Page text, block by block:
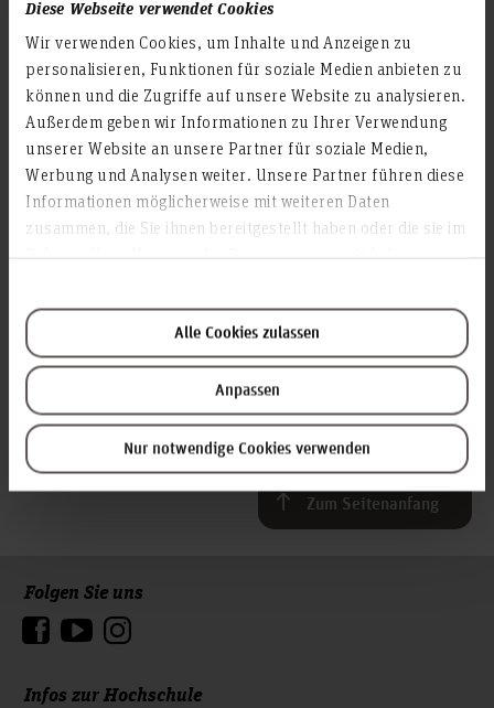
Diese Webseite verwendet Cookies
Wir verwenden Cookies, um Inhalte und Anzeigen zu
personalisieren, Funktionen für soziale Medien anbieten zu
können und die Zugriffe auf unsere Website zu analysieren.
Außerdem geben wir Informationen zu Ihrer Verwendung
unserer Website an unsere Partner für soziale Medien,
Werbung und Analysen weiter. Unsere Partner führen diese
Informationen möglicherweise mit weiteren Daten
zusammen, die Sie ihnen bereitgestellt haben oder die sie im
Alle Cookies zulassen
Anpassen
Nur notwendige Cookies verwenden
Überlegungen hinausgehen. Das gilt für Web
Science und Informationsdesign.“
Neben Frau Prof. Dr.-Ing. Monika Steinberg,
die Web Science lehrte, war Herr Marcel Rose
für Informationsdesign zuständig. Weitere
Unterstützung erhielten die Studierenden in
beiden Kursen durch Frau Alexandra Portele
aus der Medienwerkstatt.
© Kristina Kaysen
© Kristina Kaysen
Zum Seitenanfang
Infos zur Hochschule
Folgen Sie uns